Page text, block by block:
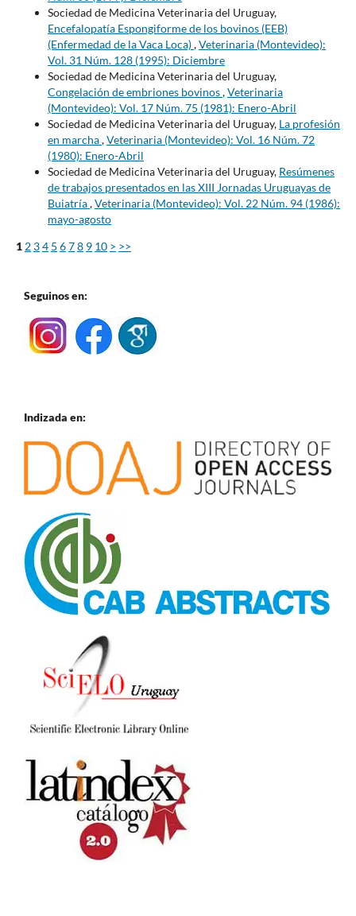
Sociedad de Medicina Veterinaria del Uruguay,
Encefalopatía Espongiforme de los bovinos (EEB)
(Enfermedad de la Vaca Loca),Veterinaria (Montevideo):
Vol. 31 Núm. 128 (1995): Diciembre
Sociedad de Medicina Veterinaria del Uruguay,
Congelación de embriones bovinos,Veterinaria
(Montevideo): Vol. 17 Núm. 75 (1981): Enero-Abril
Sociedad de Medicina Veterinaria del Uruguay, La profesión
en marcha,Veterinaria (Montevideo): Vol. 16 Núm. 72
(1980): Enero-Abril
Sociedad de Medicina Veterinaria del Uruguay, Resúmenes
de trabajos presentados en las XIII Jornadas Uruguayas de
Buiatría,Veterinaria (Montevideo): Vol. 22 Núm. 94 (1986):
mayo-agosto
1 2 34 5 678 9 10 > >>
Seguinos en:
Indizada en: